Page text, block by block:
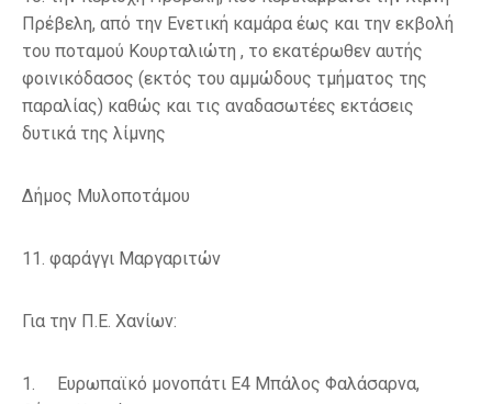
Πρέβελη, από την Ενετική καμάρα έως και την εκβολή
του ποταμού Κουρταλιώτη , το εκατέρωθεν αυτής
φοινικόδασος (εκτός του αμμώδους τμήματος της
παραλίας) καθώς και τις αναδασωτέες εκτάσεις
δυτικά της λίμνης
Δήμος Μυλοποτάμου
11. φαράγγι Μαργαριτών
Για την Π.Ε. Χανίων:
1. Ευρωπαϊκό μονοπάτι Ε4 Μπάλος Φαλάσαρνα,